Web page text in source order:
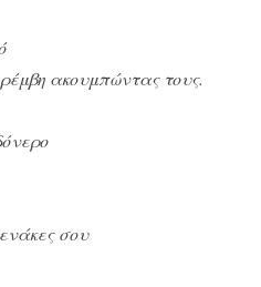
ακουμπώντας τους.
σου